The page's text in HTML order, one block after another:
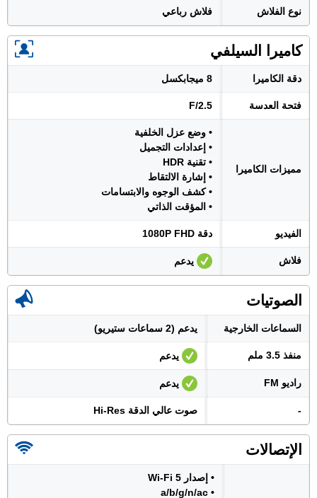
نوع الفلاش فلاش رباعي
كاميرا السيلفي
دقة الكاميرا 8 ميجابكسل
فتحة العدسة F/2.5
مميزات الكاميرا
• وضع عزل الخلفية
• إعدادات التجميل
• تقنية HDR
• إشارة الالتقاط
• كشف الوجوه والابتسامات
• المؤقت الذاتي
الفيديو دقة 1080P FHD
فلاش يدعم
الصوتيات
السماعات الخارجية يدعم (2 سماعات ستيريو)
منفذ 3.5 ملم يدعم
راديو FM يدعم
- صوت عالي الدقة Hi-Res
الإتصالات
• إصدار Wi-Fi 5
• a/b/g/n/ac